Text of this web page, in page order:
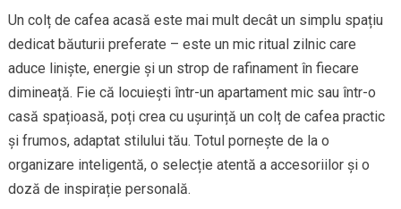
Un colț de cafea acasă este mai mult decât un simplu spațiu
dedicat băuturii preferate – este un mic ritual zilnic care
aduce liniște, energie și un strop de rafinament în fiecare
dimineață. Fie că locuiești într-un apartament mic sau într-o
casă spațioasă, poți crea cu ușurință un colț de cafea practic
și frumos, adaptat stilului tău. Totul pornește de la o
organizare inteligentă, o selecție atentă a accesoriilor și o
doză de inspirație personală.